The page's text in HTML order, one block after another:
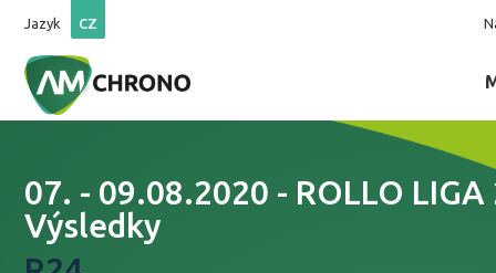
Jazyk CZ
07. - 09.08.2020 - ROLLO LIGA
Výsledky